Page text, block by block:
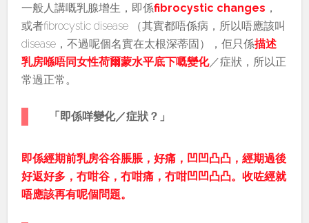
一般人講嘅乳腺增生，即係fibrocystic changes ，
或者fibrocystic disease （其實都唔係病，所以唔應該叫
disease，不過呢個名實在太根深蒂固），佢只係描述
乳房喺唔同女性荷爾蒙水平底下嘅變化／症狀，所以正
常過正常。
「即係咩變化／症狀？」
即係經期前乳房谷谷脹脹，好痛，凹凹凸凸，經期過後
好返好多，冇咁谷，冇咁痛，冇咁凹凹凸凸。收咗經就
唔應該再有呢個問題。